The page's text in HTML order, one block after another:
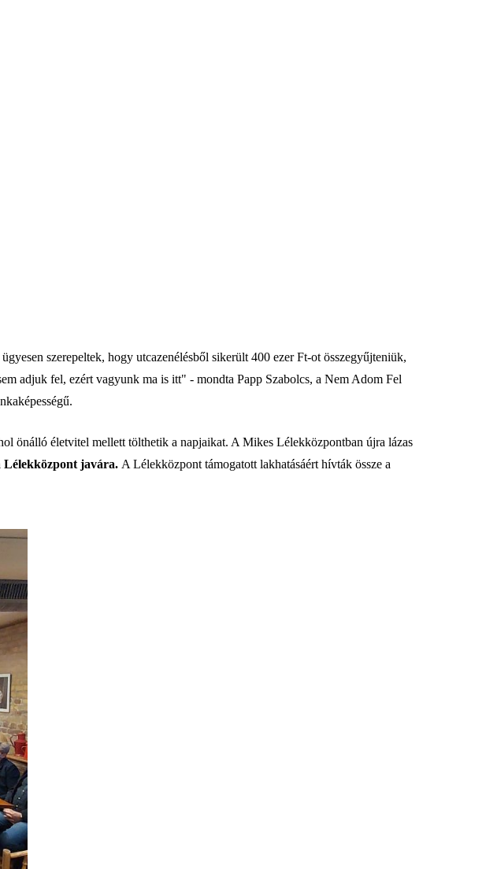
szerepeltek, hogy utcazenélésből sikerült 400 ezer Ft-ot összegyűjteniük,
adjuk fel, ezért vagyunk ma is itt" - mondta Papp Szabolcs, a Nem Adom Fel
önálló életvitel mellett tölthetik a napjaikat. A Mikes Lélekközpontban újra lázas
Lélekközpont javára. A Lélekközpont támogatott lakhatásáért hívták össze a